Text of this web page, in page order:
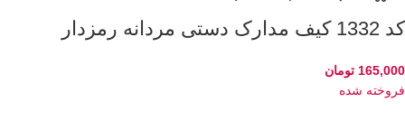
کد 1332 کیف مدارک دستی مردانه رمزدار
165,000 تومان
فروخته شده